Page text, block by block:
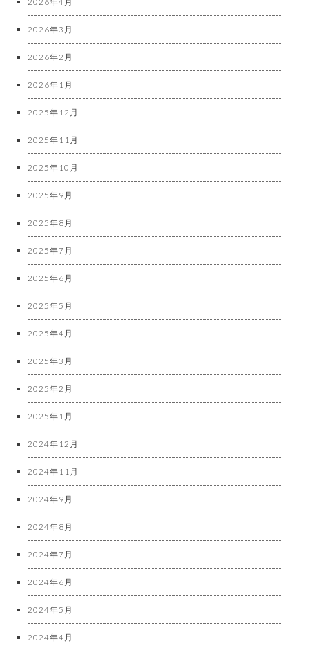
2026年3月
2026年2月
2026年1月
2025年12月
2025年11月
2025年10月
2025年9月
2025年8月
2025年7月
2025年6月
2025年5月
2025年4月
2025年3月
2025年2月
2025年1月
2024年12月
2024年11月
2024年9月
2024年8月
2024年7月
2024年6月
2024年5月
2024年4月